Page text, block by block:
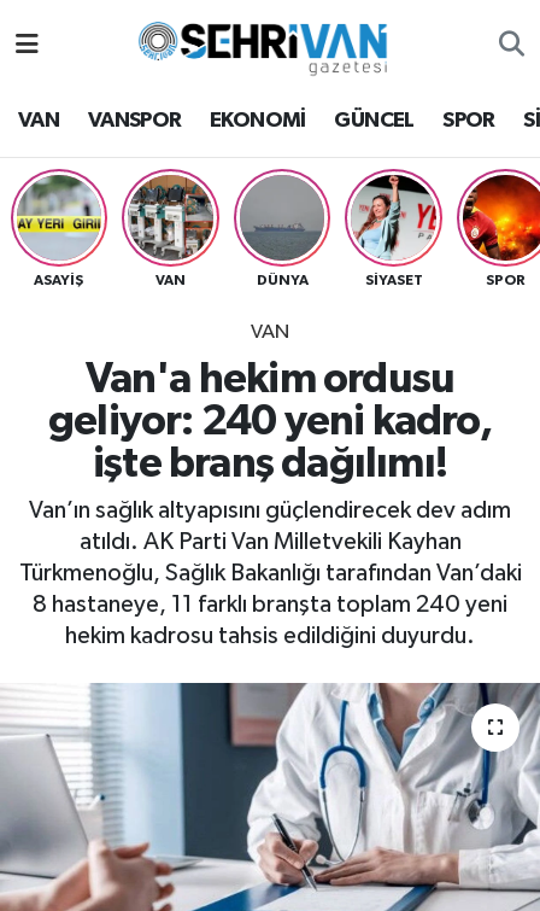
VAN VANSPOR EKONOMİ GÜNCEL SPOR
ASAYİŞ VAN DÜNYA SİYASET SPOR
VAN
Van'a hekim ordusu
geliyor: 240 yeni kadro,
işte branş dağılımı!
Van’ın sağlık altyapısını güçlendirecek dev adım
atıldı. AK Parti Van Milletvekili Kayhan
Türkmenoğlu, Sağlık Bakanlığı tarafından Van’daki
8 hastaneye, 11 farklı branşta toplam 240 yeni
hekim kadrosu tahsis edildiğini duyurdu.
Van Hava Durumu
VAN Namaz Vakitleri
Van Trafik Yoğunluk Haritası
Süper Lig Puan Durumu ve Fikstür
Tüm Manşetler
Son Dakika Haberleri
Haber Arşivi